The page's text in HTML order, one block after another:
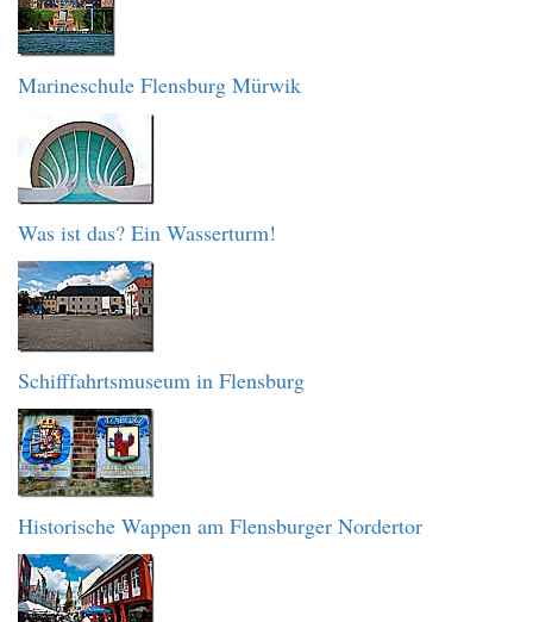
Marineschule Flensburg Mürwik
Was ist das? Ein Wasserturm!
Schifffahrtsmuseum in Flensburg
Historische Wappen am Flensburger Nordertor